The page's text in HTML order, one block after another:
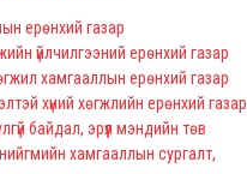
ерөнхий газар
үйлчилгээний ерөнхий газар
хамгааллын ерөнхий газар
хүний хөгжлийн ерөнхий газар
байдал, эрүүл мэндийн төв
хамгааллын сургалт,